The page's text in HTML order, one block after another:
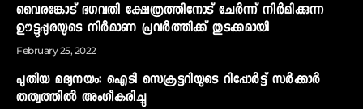
വൈരങ്കോട് ഭഗവതി ക്ഷേത്രത്തിനോട് ചേര്‍ന്ന് നിര്‍മിക്കുന്ന
ഊട്ടുപ്പുരയുടെ നിര്‍മാണ പ്രവര്‍ത്തിക്ക് തുടക്കമായി
February 25, 2022
പുതിയ മദ്യനയം: ഐടി സെക്രട്ടറിയുടെ റിപ്പോര്‍ട്ട് സര്‍ക്കാര്‍
തത്വത്തില്‍ അംഗീകരിച്ചു